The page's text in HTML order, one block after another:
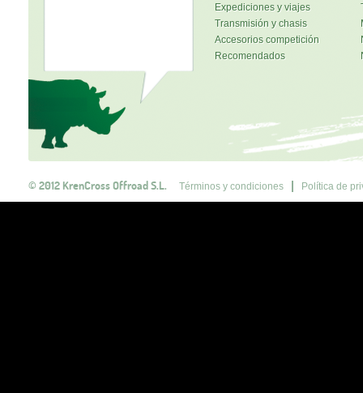
Expediciones y viajes
Transmisión y chasis
Accesorios competición
Recomendados
© 2012 KrenCross Offroad S.L. Términos y condiciones Política de